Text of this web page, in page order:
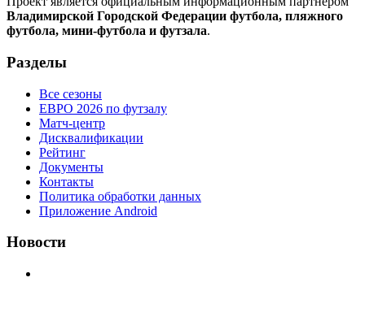
Владимирской Городской Федерации футбола, пляжного
футбола, мини-футбола и футзала.
Разделы
Все сезоны
ЕВРО 2026 по футзалу
Матч-центр
Дисквалификации
Рейтинг
Документы
Контакты
Политика обработки данных
Приложение Android
Новости